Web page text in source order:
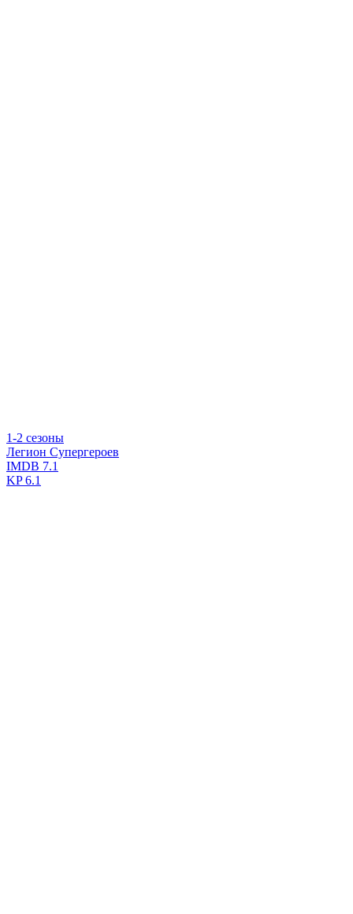
1-2 сезоны
Легион Супергероев
IMDB 7.1
KP6.1